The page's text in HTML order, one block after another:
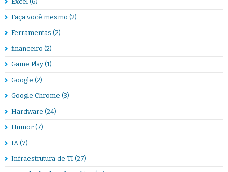
Faça você mesmo (2)
Ferramentas (2)
financeiro (2)
Game Play (1)
Google (2)
Google Chrome (3)
Hardware (24)
Humor (7)
IA (7)
Infraestrutura de TI (27)